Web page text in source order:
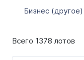
Бизнес (другое)
Всего 1378 лотов